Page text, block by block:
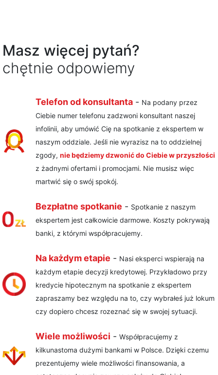
Masz więcej pytań?
chętnie odpowiemy
Telefon od konsultanta - Na podany przez
Ciebie numer telefonu zadzwoni konsultant naszej
infolinii, aby umówić Cię na spotkanie z ekspertem w
naszym oddziale. Jeśli nie wyrazisz na to oddzielnej
zgody, nie będziemy dzwonić do Ciebie w przyszłości
z żadnymi ofertami i promocjami. Nie musisz więc
martwić się o swój spokój.
Bezpłatne spotkanie - Spotkanie z naszym
ekspertem jest całkowicie darmowe. Koszty pokrywają
banki, z którymi współpracujemy.
Na każdym etapie - Nasi eksperci wspierają na
każdym etapie decyzji kredytowej. Przykładowo przy
kredycie hipotecznym na spotkanie z ekspertem
zapraszamy bez względu na to, czy wybrałeś już lokum
czy dopiero chcesz rozeznać się w swojej sytuacji.
Wiele możliwości - Współpracujemy z
kilkunastoma dużymi bankami w Polsce. Dzięki czemu
prezentujemy wiele możliwości finansowania, a